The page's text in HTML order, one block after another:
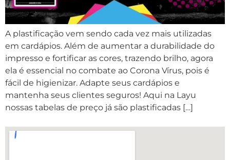
A plastificação vem sendo cada vez mais utilizadas
em cardápios. Além de aumentar a durabilidade do
impresso e fortificar as cores, trazendo brilho, agora
ela é essencial no combate ao Corona Vírus, pois é
fácil de higienizar. Adapte seus cardápios e
mantenha seus clientes seguros! Aqui na Layu
nossas tabelas de preço já são plastificadas […]